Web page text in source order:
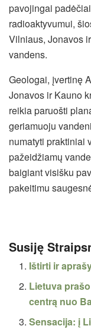
pavojingai
radioaktyvumui,
Vilniaus, Jonavos
vandens.
Geologai, įvertinę
Jonavos ir Kauno
reikia paruošti
geriamuoju
numatyti praktiniai
pažeidžiamų
baigiant visišku
pakeitimu
Susiję
Ištirti ir
Lietuva
centrą nuo
Sensacija: į